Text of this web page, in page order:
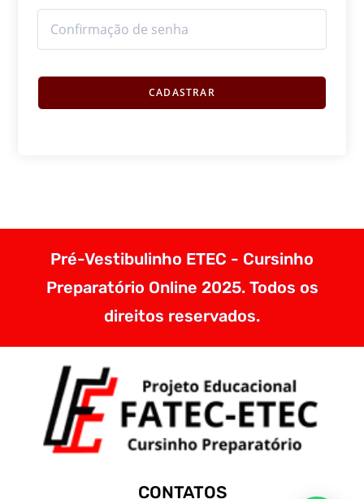
CADASTRAR
Pré-Vestibulinho ETEC - Cursinho
Preparatório Online 2025. Todos os
direitos reservados.
CONTATOS